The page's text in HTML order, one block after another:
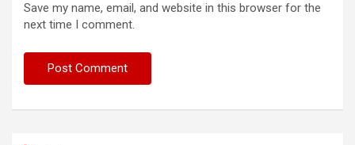
Save my name, email, and website in this browser for the
next time I comment.